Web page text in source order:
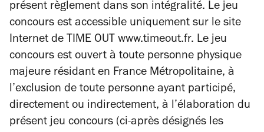
présent règlement dans son intégralité. Le jeu
concours est accessible uniquement sur le site
Internet de TIME OUT www.timeout.fr. Le jeu
concours est ouvert à toute personne physique
majeure résidant en France Métropolitaine, à
l’exclusion de toute personne ayant participé,
directement ou indirectement, à l’élaboration du
présent jeu concours (ci-après désignés les